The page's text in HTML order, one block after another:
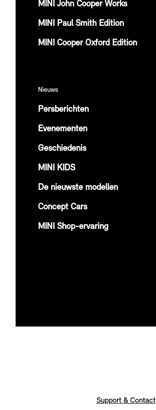
MINI John Cooper Works
MINI Paul Smith Edition
MINI Cooper Oxford Edition
Nieuws
Persberichten
Evenementen
Geschiedenis
MINI KIDS
De nieuwste modellen
Concept Cars
MINI Shop-ervaring
Support & Contact